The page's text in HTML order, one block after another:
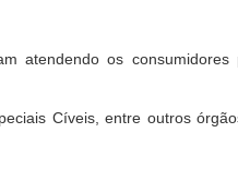
atendendo os
Cíveis, entre outros